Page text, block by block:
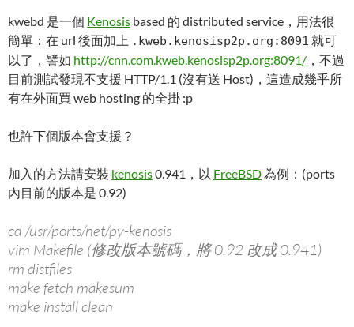
kwebd 是一個 Kenosis based 的 distributed service，用法很
簡單：在 url 後面加上 .kweb.kenosisp2p.org:8091 就可
以了，譬如 http://cnn.com.kweb.kenosisp2p.org:8091/ ，不過
目前測試發現不支援 HTTP/1.1 (沒有送 Host)，這造成幾乎所
有在外面買 web hosting 的全掛 :p
也許下個版本會支援？
加入的方法請安裝 kenosis0.941，以 FreeBSD為例：(ports
內目前的版本是 0.92)
cd /usr/ports/net/py-kenosis
vim Makefile (修改版本號碼，將 0.92 改成 0.941)
rm distfiles
make fetch makesum
make install clean